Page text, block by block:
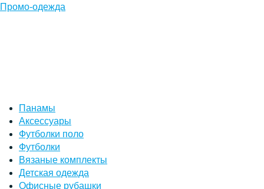
Промо-одежда
Панамы
Аксессуары
Футболки поло
Футболки
Вязаные комплекты
Детская одежда
Офисные рубашки